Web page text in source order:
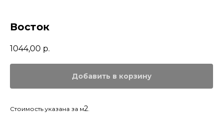
Восток
1044,00 р.
Добавить в корзину
Стоимость указана за м2